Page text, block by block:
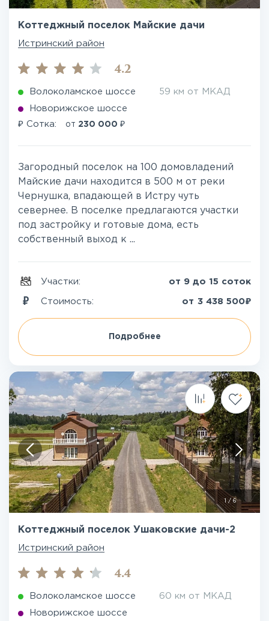
Коттеджный поселок Майские дачи
Истринский район
4.2
Волоколамское шоссе 59 км от МКАД
Новорижское шоссе
₽ Сотка: от 230 000 ₽
Загородный поселок на 100 домовладений
Майские дачи находится в 500 м от реки
Чернушка, впадающей в Истру чуть
севернее. В поселке предлагаются участки
под застройку и готовые дома, есть
собственный выход к ...
Участки: от 9 до 15 соток
Стоимость: от 3 438 500₽
Подробнее
1/6
Коттеджный поселок Ушаковские дачи-2
Истринский район
4.4
Волоколамское шоссе 60 км от МКАД
Новорижское шоссе